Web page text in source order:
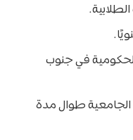
في جنوب
الجامعية طوال مدة